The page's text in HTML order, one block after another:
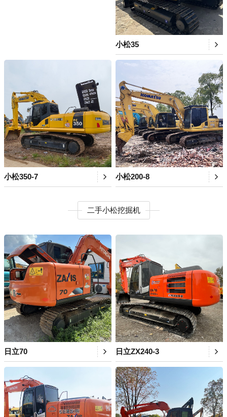
小松35
小松350-7 小松200-8
二手小松挖掘机
日立70 日立ZX240-3